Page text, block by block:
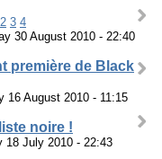
2 3 4
30 August 2010 - 22:40
première de Black
16 August 2010 - 11:15
noire !
18 July 2010 - 22:43